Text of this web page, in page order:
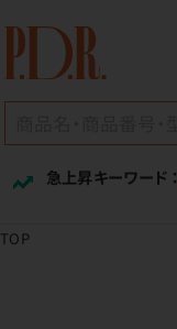
急上昇キーワード ：
TOP